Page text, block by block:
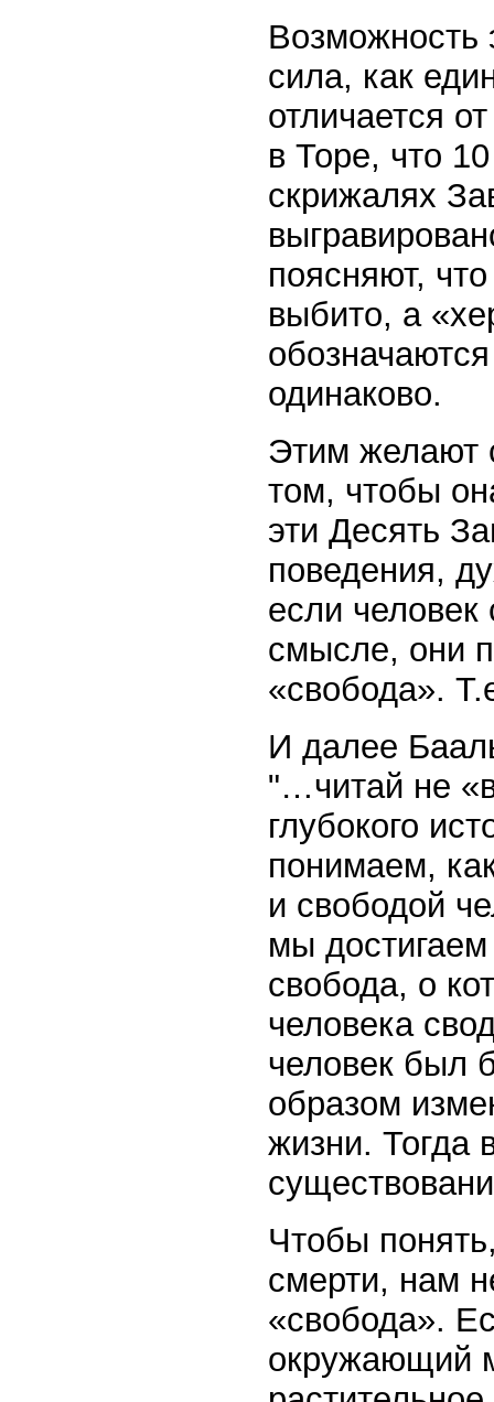
Возможность
сила, как
отличается
в Торе, что
скрижалях
поясняют,
выбито, а
одинаково.
Этим желают
том, чтобы
эти Десять
поведения,
если
смысле, они
«свобода».
И далее
"…читай не
глубокого
понимаем,
и свободой
мы
свобода, о
человека
человек был
образом
жизни.
Чтобы
смерти, нам
«свобода».
окружающий